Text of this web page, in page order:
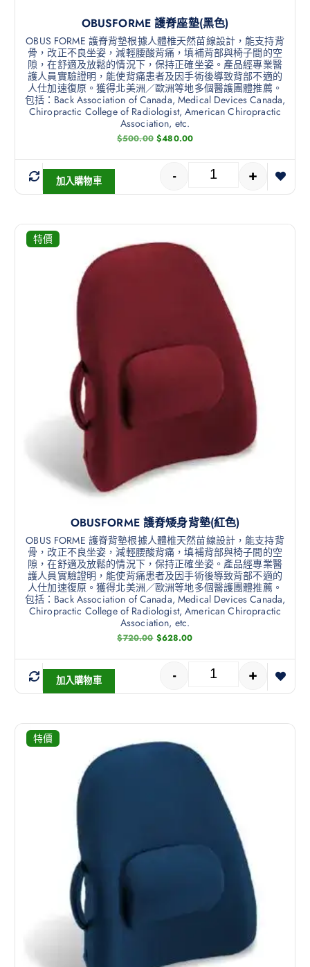
OBUSFORME 護脊座墊(黑色)
OBUS FORME 護脊背墊根據人體椎天然苗線設計，能支持背
骨，改正不良坐姿，減輕腰酸背痛，填補背部與椅子間的空
隙，在舒適及放鬆的情況下，保持正確坐姿。產品經專業醫
護人員實驗證明，能使背痛患者及因手術後導致背部不適的
人仕加速復原。獲得北美洲／歐洲等地多個醫護團體推薦。
包括：Back Association of Canada, Medical Devices Canada,
Chiropractic College of Radiologist, American Chiropractic
Association, etc.
$500.00 $480.00
- +
加入購物車
特價
OBUSFORME 護脊矮身背墊(紅色)
OBUS FORME 護脊背墊根據人體椎天然苗線設計，能支持背
骨，改正不良坐姿，減輕腰酸背痛，填補背部與椅子間的空
隙，在舒適及放鬆的情況下，保持正確坐姿。產品經專業醫
護人員實驗證明，能使背痛患者及因手術後導致背部不適的
人仕加速復原。獲得北美洲／歐洲等地多個醫護團體推薦。
包括：Back Association of Canada, Medical Devices Canada,
Chiropractic College of Radiologist, American Chiropractic
Association, etc.
$720.00 $628.00
- +
加入購物車
特價